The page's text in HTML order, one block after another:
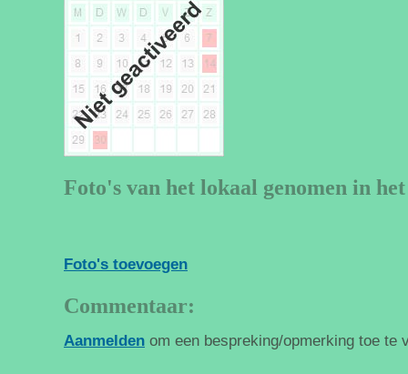
Foto's van het lokaal genomen in
Foto's toevoegen
Commentaar:
Aanmelden om een bespreking/opmerking toe te